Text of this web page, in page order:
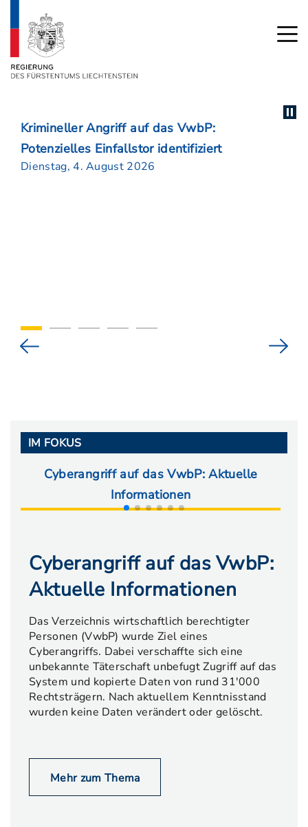
Krimineller Angriff auf das VwbP:
Potenzielles Einfallstor identifiziert
Dienstag, 4. August 2026
IM FOKUS
Cyberangriff auf das VwbP: Aktuelle
Informationen
Cyberangriff auf das VwbP:
Aktuelle Informationen
Das Verzeichnis wirtschaftlich berechtigter
Personen (VwbP) wurde Ziel eines
Cyberangriffs. Dabei verschaffte sich eine
unbekannte Täterschaft unbefugt Zugriff auf das
System und kopierte Daten von rund 31'000
Rechtsträgern. Nach aktuellem Kenntnisstand
wurden keine Daten verändert oder gelöscht.
Mehr zum Thema